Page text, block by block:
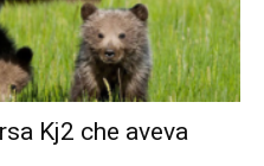
Kj2 che aveva